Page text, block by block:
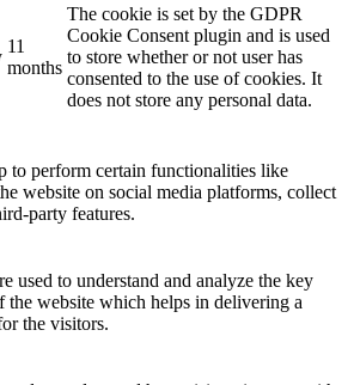
11
months
The cookie is set by the GDPR
Cookie Consent plugin and is used
to store whether or not user has
consented to the use of cookies. It
does not store any personal data.
to perform certain functionalities like
website on social media platforms, collect
party features.
used to understand and analyze the key
the website which helps in delivering a
the visitors.